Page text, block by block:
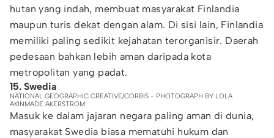
hutan yang indah, membuat masyarakat Finlandia
maupun turis dekat dengan alam. Di sisi lain, Finlandia
memiliki paling sedikit kejahatan terorganisir. Daerah
pedesaan bahkan lebih aman daripada kota
metropolitan yang padat.
15. Swedia
NATIONAL GEOGRAPHIC CREATIVE/CORBIS - PHOTOGRAPH BY LOLA
AKINMADE AKERSTROM
Masuk ke dalam jajaran negara paling aman di dunia,
masyarakat Swedia biasa mematuhi hukum dan